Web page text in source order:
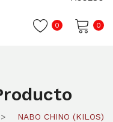
0
0
> NABO CHINO (KILOS)